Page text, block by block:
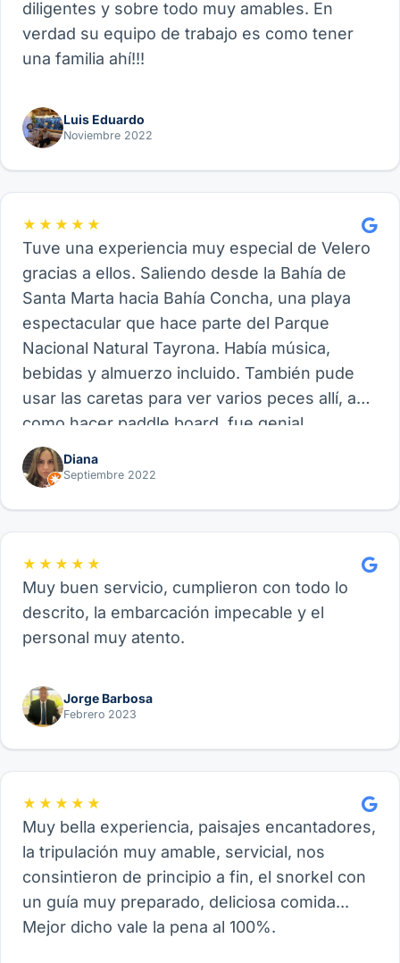
diligentes y sobre todo muy amables. En
verdad su equipo de trabajo es como tener
una familia ahí!!!
Luis Eduardo
Noviembre 2022
★★★★★
Tuve una experiencia muy especial de Velero
gracias a ellos. Saliendo desde la Bahía de
Santa Marta hacia Bahía Concha, una playa
espectacular que hace parte del Parque
Nacional Natural Tayrona. Había música,
bebidas y almuerzo incluido. También pude
usar las caretas para ver varios peces allí, así
como hacer paddle board, fue genial.
Recomiendo este proveedor y su experiencia
de Velero, funcional para amigos, parejas o
Diana
Septiembre 2022
★★★★★
Muy buen servicio, cumplieron con todo lo
descrito, la embarcación impecable y el
personal muy atento.
Jorge Barbosa
Febrero 2023
★★★★★
Muy bella experiencia, paisajes encantadores,
la tripulación muy amable, servicial, nos
consintieron de principio a fin, el snorkel con
un guía muy preparado, deliciosa comida...
Mejor dicho vale la pena al 100%.